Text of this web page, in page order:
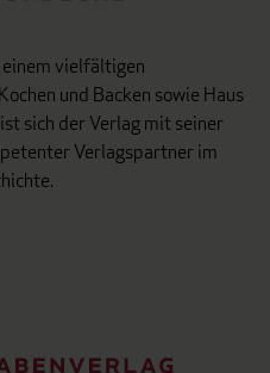
vielfältigen
und Backen sowie Haus
sich der Verlag mit seiner
Verlagspartner im